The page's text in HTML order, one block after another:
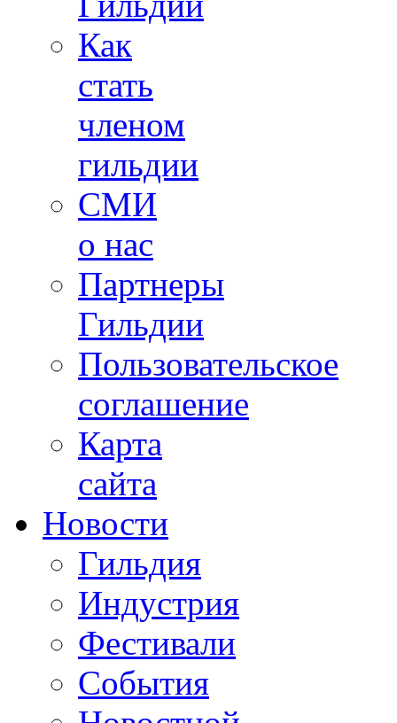
Как
стать
членом
гильдии
СМИ
о нас
Партнеры
Гильдии
Пользовательское
соглашение
Карта
сайта
Новости
Гильдия
Индустрия
Фестивали
События